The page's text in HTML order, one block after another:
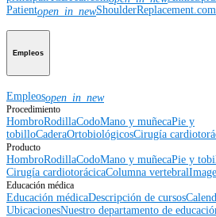
Patientopen_in_newShoulderReplacement.com
Empleos
Empleosopen_in_new
Procedimiento
HombroRodillaCodoMano y muñecaPie y
tobilloCaderaOrtobiológicosCirugía
Producto
HombroRodillaCodoMano y muñecaPie y
Cirugía cardiotorácicaColumna vertebral
Educación médica
Educación médicaDescripción de cursos
UbicacionesNuestro departamento de